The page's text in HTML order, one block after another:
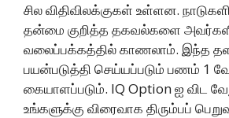
சில விதிவிலக்குகள் உள்ளன.
தன்மை குறித்த தகவல்களை
வலைப்பக்கத்தில் காணலாம். இந்த
பயன்படுத்தி செய்யப்படும் பணம் 1
கையாளப்படும். IQ Option ஐ விட
உங்களுக்கு விரைவாக திரும்பப்